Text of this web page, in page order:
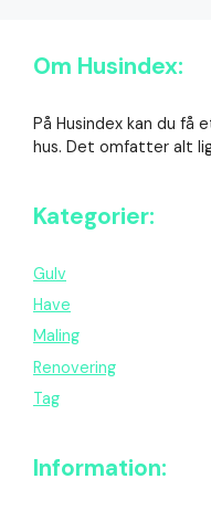
Om Husindex:
På Husindex kan du få
hus. Det omfatter alt
Kategorier:
Gulv
Have
Maling
Renovering
Tag
Information: